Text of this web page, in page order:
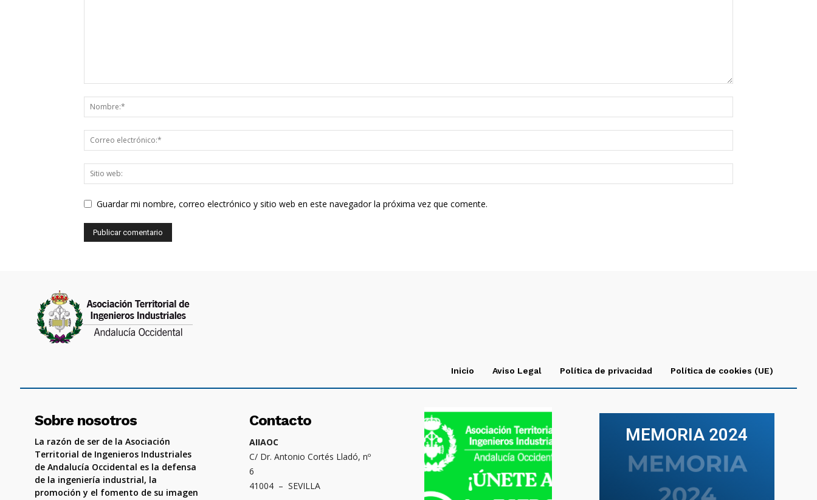
Guardar mi nombre, correo electrónico y sitio web en este navegador la próxima vez que comente.
Inicio Aviso Legal Política de privacidad Política de cookies (UE)
Sobre nosotros
La razón de ser de la Asociación
Territorial de Ingenieros Industriales
de Andalucía Occidental es la defensa
de la ingeniería industrial, la
promoción y el fomento de su imagen
Contacto
AIIAOC
C/ Dr. Antonio Cortés Lladó, nº
6
41004 – SEVILLA
MEMORIA 2024